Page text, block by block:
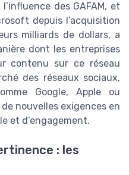
des GAFAM, et
depuis l’acquisition
milliards de dollars, a
dont les entreprises
contenu sur ce réseau
des réseaux sociaux,
Google, Apple ou
nouvelles exigences en
et d’engagement.
: les